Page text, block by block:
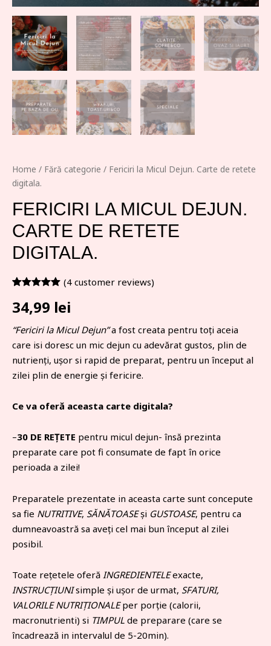
Home / Fără categorie / Fericiri la Micul Dejun. Carte de retete
digitala.
FERICIRI LA MICUL DEJUN.
CARTE DE RETETE
DIGITALA.
out of 5
based on
ratings
(4 customer reviews)
34,99 lei
“Fericiri la Micul Dejun”a fost creata pentru toți aceia
care isi doresc un mic dejun cu adevărat gustos, plin de
nutrienți, ușor si rapid de preparat, pentru un început al
zilei plin de energie și fericire.
Ce va oferă aceasta carte digitala?
–30 DE REȚETE pentru micul dejun- însă prezinta
preparate care pot fi consumate de fapt în orice
perioada a zilei!
Preparatele prezentate in aceasta carte sunt concepute
sa fie NUTRITIVE, SĂNĂTOASEși GUSTOASE, pentru ca
dumneavoastră sa aveți cel mai bun început al zilei
posibil.
Toate rețetele oferă INGREDIENTELEexacte,
INSTRUCȚIUNIsimple și ușor de urmat, SFATURI,
VALORILE NUTRIȚIONALEper porție (calorii,
macronutrienti) si TIMPUL de preparare (care se
încadrează in intervalul de 5-20min).